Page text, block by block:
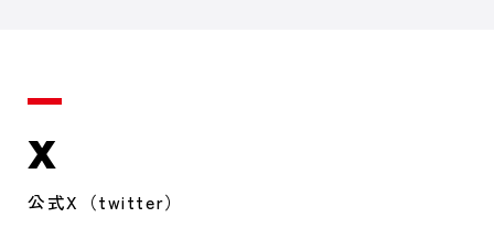
X
公式X（twitter）